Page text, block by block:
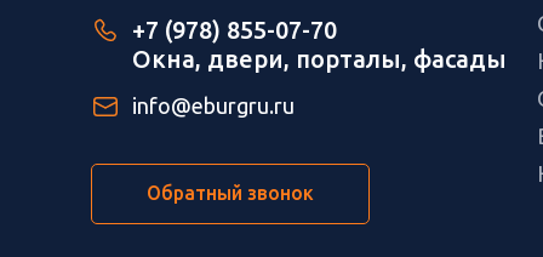
+7 (978) 855-07-70
Окна, двери, порталы, фасады
info@eburgru.ru
Обратный звонок